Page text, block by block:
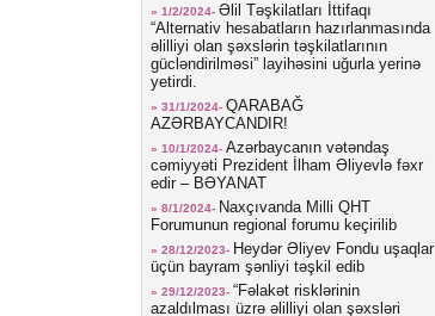
» 1/2/2024- Əlil Təşkilatları İttifaqı
“Alternativ hesabatların hazırlanmasında
əlilliyi olan şəxslərin təşkilatlarının
gücləndirilməsi” layihəsini uğurla yerinə
yetirdi.
» 31/1/2024- QARABAĞ
AZƏRBAYCANDIR!
» 10/1/2024- Azərbaycanın vətəndaş
cəmiyyəti Prezident İlham Əliyevlə fəxr
edir – BƏYANAT
» 8/1/2024- Naxçıvanda Milli QHT
Forumunun regional forumu keçirilib
» 28/12/2023- Heydər Əliyev Fondu uşaqlar
üçün bayram şənliyi təşkil edib
» 29/12/2023- “Fəlakət risklərinin
azaldılması üzrə əlilliyi olan şəxsləri